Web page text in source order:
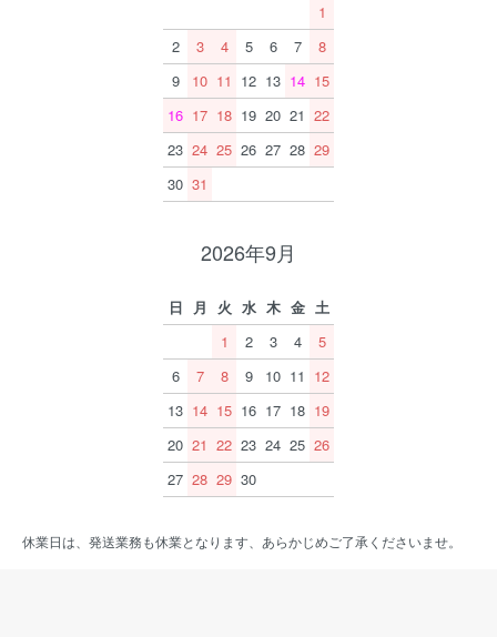
1
2
3 4 5 6 7
8
9
10 11 12 13 14 15
16 17 18 19 20 21 22
23 24 25 26 27 28 29
30 31
2026年9月
日 月 火 水 木 金 土
1
2 3 4
5
6
7 8 9 10 11 12
13 14 15 16 17 18 19
20 21 22 23 24 25 26
27 28 29 30
休業日は、発送業務も休業となります、あらかじめご了承くださいませ。